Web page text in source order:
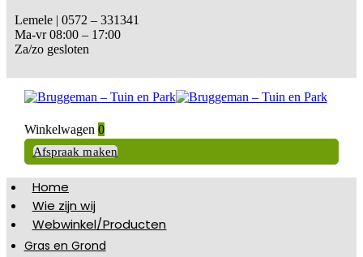
Lemele | 0572 – 331341
Ma-vr 08:00 – 17:00
Za/zo gesloten
Winkelwagen 0
Afspraak maken
Home
Wie zijn wij
Webwinkel/Producten
Gras en Grond